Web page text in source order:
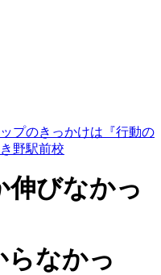
プのきっかけは『行動の
野駅前校
伸びなかっ
らなかっ